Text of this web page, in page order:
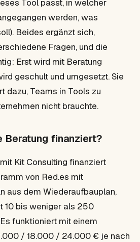
Tool passt, in welcher
werden, was
Beides ergänzt sich,
Fragen, und die
Erst wird mit Beratung
geschult und umgesetzt. Sie
dazu, Teams in Tools zu
nicht brauchte.
Beratung finanziert?
Kit Consulting finanziert
von Red.es mit
aus dem Wiederaufbauplan,
10 bis weniger als 250
funktioniert mit einem
/ 18.000 / 24.000 € je nach